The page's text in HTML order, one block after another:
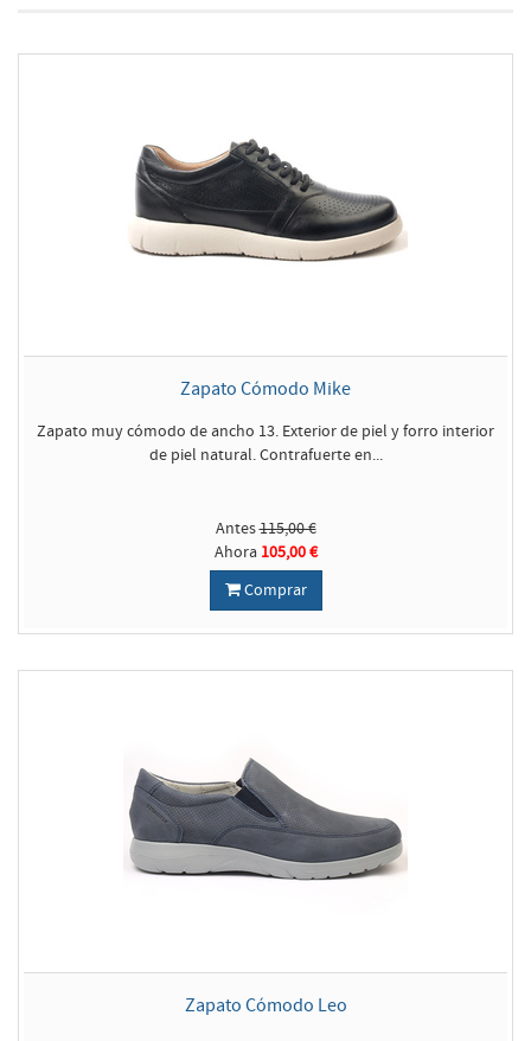
Zapato Cómodo Mike
Zapato muy cómodo de ancho 13. Exterior de piel y forro interior
de piel natural. Contrafuerte en...
Antes115,00 €
Ahora 105,00 €
Comprar
Zapato Cómodo Leo